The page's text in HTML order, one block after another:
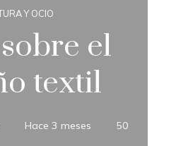
Y OCIO
el
textil
Hace 3 meses 50